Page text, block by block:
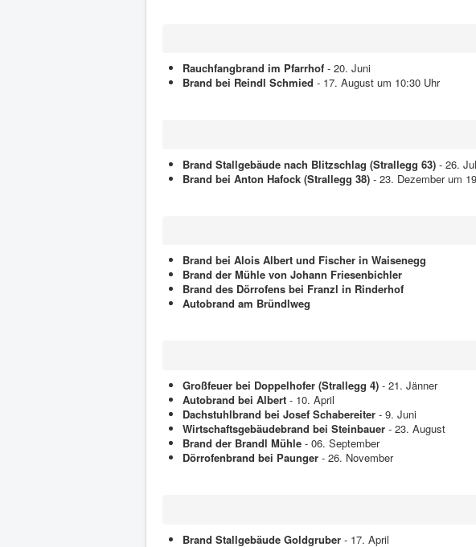
Rauchfangbrand im Pfarrhof - 20. Juni
Brand bei Reindl Schmied - 17. August um 10:30 Uhr
Brand Stallgebäude nach Blitzschlag (Strallegg 63) - 26.
Brand bei Anton Hafock (Strallegg 38) - 23. Dezember um
Brand bei Alois Albert und Fischer in Waisenegg
Brand der Mühle von Johann Friesenbichler
Brand des Dörrofens bei Franzl in Rinderhof
Autobrand am Bründlweg
Großfeuer bei Doppelhofer (Strallegg 4) - 21. Jänner
Autobrand bei Albert - 10. April
Dachstuhlbrand bei Josef Schabereiter - 9. Juni
Wirtschaftsgebäudebrand bei Steinbauer - 23. August
Brand der Brandl Mühle - 06. September
Dörrofenbrand bei Paunger - 26. November
Brand Stallgebäude Goldgruber - 17. April